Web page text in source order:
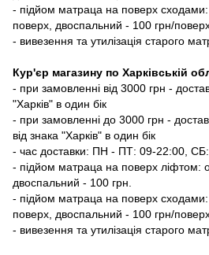
- підйом матраца на поверх
поверх, двоспальний - 100 грн/
- вивезення та утилізація старого
Кур'єр магазину по Харківській
- при замовленні від 3000 грн -
"Харків" в один бік
- при замовленні до 3000 грн -
від знака "Харків" в один бік
- час доставки: ПН - ПТ: 09-22:00,
- підйом матраца на поверх ліфтом:
двоспальний - 100 грн.
- підйом матраца на поверх
поверх, двоспальний - 100 грн/
- вивезення та утилізація старого